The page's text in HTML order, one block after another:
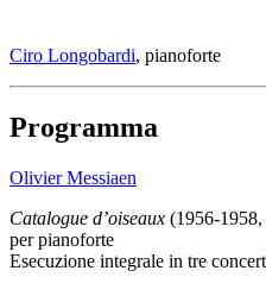
Ciro Longobardi, pianoforte
Programma
Olivier Messiaen
Catalogue d’oiseaux (1956-
per pianoforte
Esecuzione integrale in tre